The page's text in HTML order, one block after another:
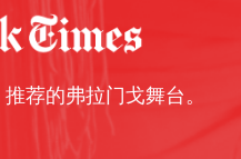
荐的弗拉门戈舞台。